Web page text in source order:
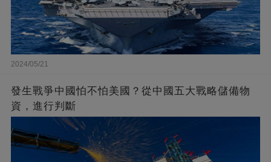
2024/05/21
發生戰爭中國怕不怕美國？從中國五大戰略儲備物
資，進行判斷